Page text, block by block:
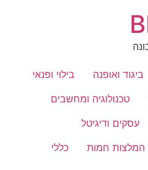
ביגוד ואופנה
בילוי ופנאי
טכנולוגיה ומחשבים
עסקים ודיגיטל
המלצות חמות כללי